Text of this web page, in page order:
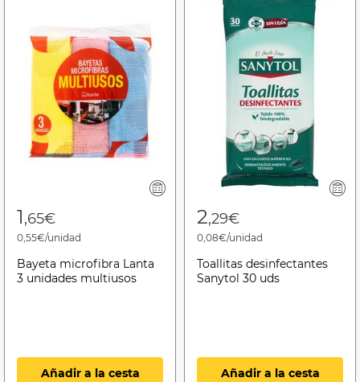
1,65€
0,55€/unidad
Bayeta microfibra Lanta
3 unidades multiusos
Añadir a la cesta
2,29€
0,08€/unidad
Toallitas desinfectantes
Sanytol 30 uds
Añadir a la cesta